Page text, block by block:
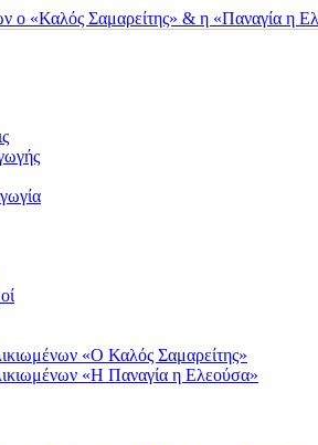
«Ο Καλός Σαμαρείτης»
«Η Παναγία η Ελεούσα»